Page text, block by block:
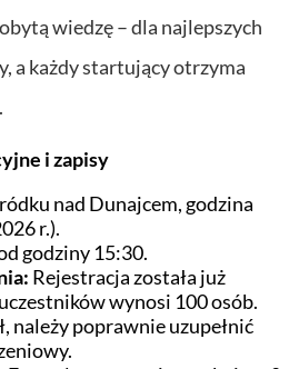
wiedzę – dla najlepszych
a każdy startujący otrzyma
i zapisy
nad Dunajcem, godzina
r.).
godziny 15:30.
Rejestracja została już
wynosi 100 osób.
należy poprawnie uzupełnić